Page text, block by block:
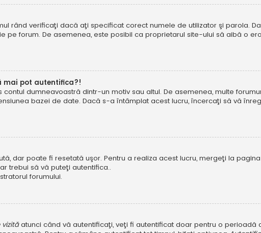
rând verificaţi dacă aţi specificat corect numele de utilizator şi parola.
pe forum. De asemenea, este posibil ca proprietarul site-ului să aibă o
mai pot autentifica?!
dumneavoastră dintr-un motiv sau altul. De asemenea, multe
bazei de date. Dacă s-a întâmplat acest lucru, încercaţi să vă
dar poate fi resetată uşor. Pentru a realiza acest lucru, mergeţi la
trebui să vă puteţi autentifica..
forumului.
atunci când vă autentificaţi, veţi fi autentificat doar pentru o perioadă